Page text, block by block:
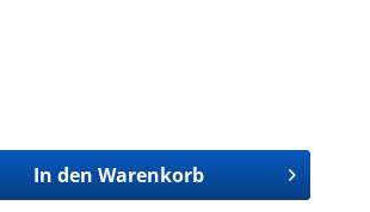
In den Warenkorb